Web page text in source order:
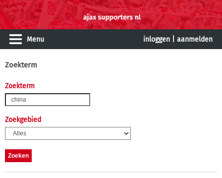
Menu inloggen aanmelden
Zoekterm
Zoekterm
Zoekgebied